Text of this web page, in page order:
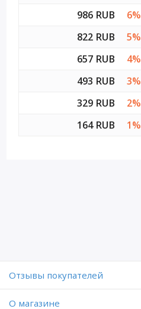
986 RUB
6%
822 RUB
5%
657 RUB
4%
493 RUB
3%
329 RUB
2%
164 RUB
1%
Отзывы покупателей
O магазине